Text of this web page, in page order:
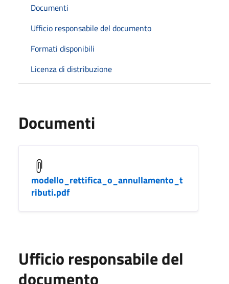
Documenti
Ufficio responsabile del documento
Formati disponibili
Licenza di distribuzione
Documenti
modello_rettifica_o_annullamento_t
ributi.pdf
Ufficio responsabile del
documento